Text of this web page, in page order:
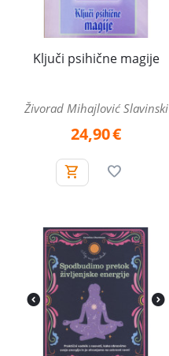
Ključi psihične magije
Živorad Mihajlović Slavinski
24,90€